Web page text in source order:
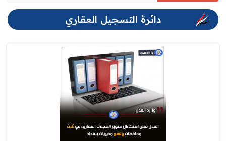
دائرة التسجيل العقاري